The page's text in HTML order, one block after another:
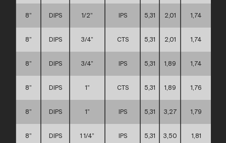
8” DIPS 1/2” IPS 5,31 2,01 1,74
8” DIPS 3/4” CTS 5,31 2,01 1,74
8” DIPS 3/4” IPS 5,31 1,89 1,74
8” DIPS 1” CTS 5,31 1,89 1,76
8” DIPS 1” IPS 5,31 3,27 1,79
8” DIPS 1 1/4” IPS 5,31 3,50 1,81